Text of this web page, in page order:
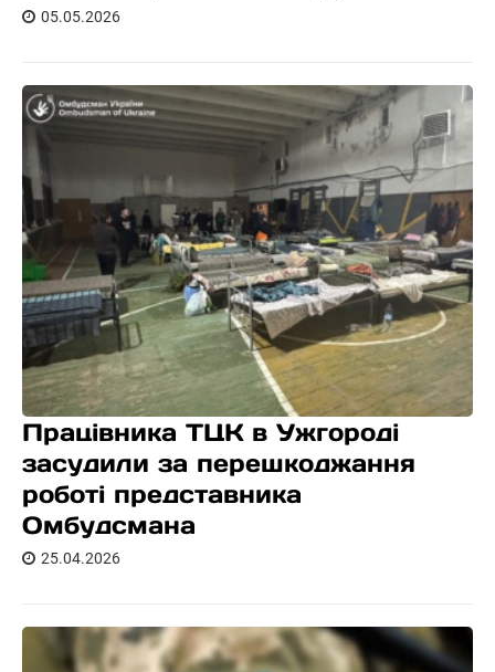
05.05.2026
Працівника ТЦК в Ужгороді
засудили за перешкоджання
роботі представника
Омбудсмана
25.04.2026